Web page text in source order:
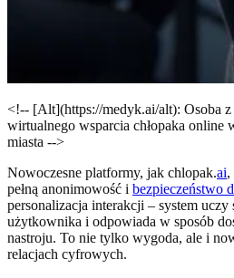
<!-- [Alt](https://medyk.ai/alt): Osoba z
wirtualnego wsparcia chłopaka online
miasta -->
Nowoczesne platformy, jak chlopak.ai,
pełną anonimowość i bezpieczeństwo
personalizacja interakcji – system
użytkownika i odpowiada w sposób
nastroju. To nie tylko wygoda, ale i
relacjach cyfrowych.